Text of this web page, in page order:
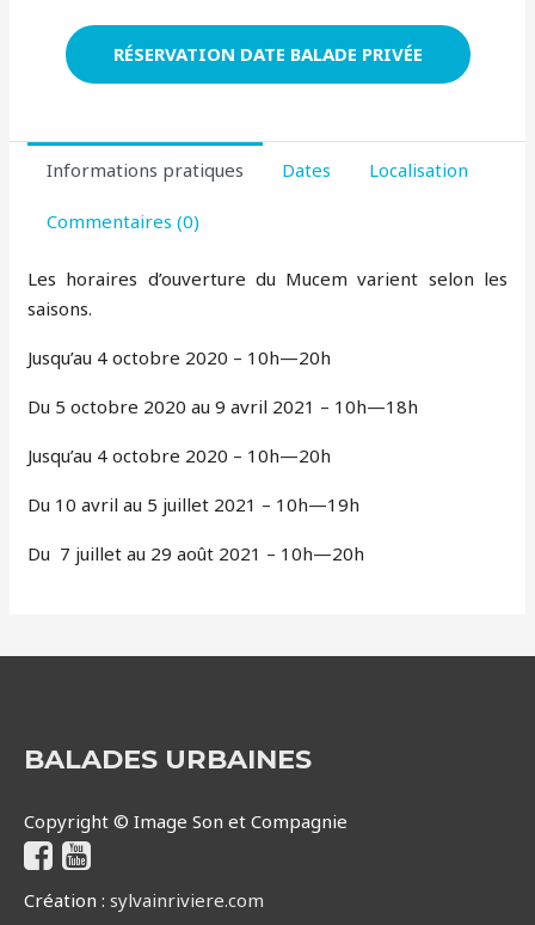
RÉSERVATION DATE BALADE PRIVÉE
Informations pratiques Dates Localisation
Commentaires (0)
Les horaires d’ouverture du Mucem varient selon les
saisons.
Jusqu’au 4 octobre 2020 – 10h—20h
Du 5 octobre 2020 au 9 avril 2021 – 10h—18h
Jusqu’au 4 octobre 2020 – 10h—20h
Du 10 avril au 5 juillet 2021 – 10h—19h
Du 7 juillet au 29 août 2021 – 10h—20h
BALADES URBAINES
Copyright © Image Son et Compagnie
Création : sylvainriviere.com